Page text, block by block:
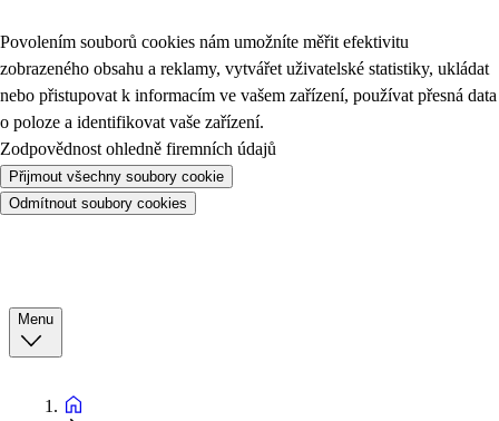
Povolením souborů cookies nám umožníte měřit efektivitu
zobrazeného obsahu a reklamy, vytvářet uživatelské statistiky, ukládat
nebo přistupovat k informacím ve vašem zařízení, používat přesná data
o poloze a identifikovat vaše zařízení.
Zodpovědnost ohledně firemních údajů
Přijmout všechny soubory cookie
Odmítnout soubory cookies
Menu